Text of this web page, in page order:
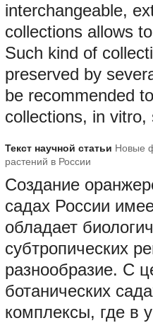
interchangeable,
collections allows
Such kind of
preserved by
be recommended
collections, in
Текст научной статьи Новые
растений в России
Создание
садах России
обладает
субтропических
разнообразие. С
ботанических
комплексы, где в